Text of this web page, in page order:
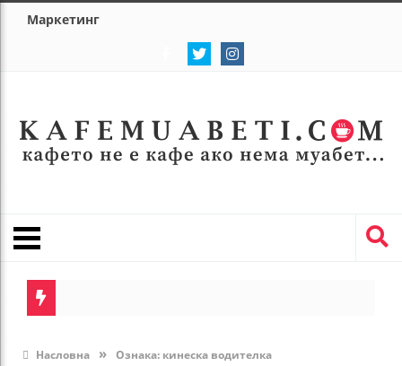
Маркетинг
Насловна » Ознака: кинеска водителка